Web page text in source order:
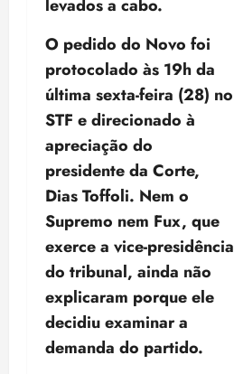
levados a cabo.
O pedido do Novo foi
protocolado às 19h da
última sexta-feira (28) no
STF e direcionado à
apreciação do
presidente da Corte,
Dias Toffoli. Nem o
Supremo nem Fux, que
exerce a vice-presidência
do tribunal, ainda não
explicaram porque ele
decidiu examinar a
demanda do partido.